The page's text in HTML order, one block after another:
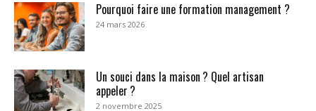
Pourquoi faire une formation management ?
24 mars 2026
Un souci dans la maison ? Quel artisan
appeler ?
2 novembre 2025